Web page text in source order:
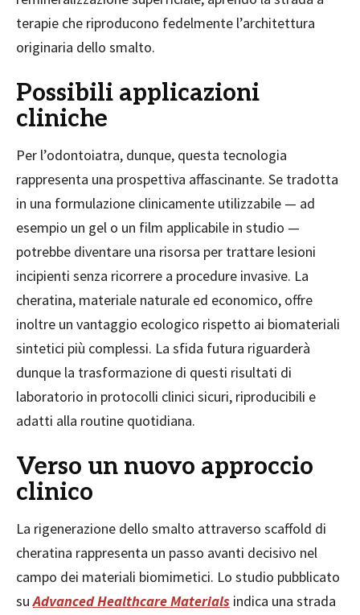
terapie che riproducono fedelmente l’architettura
originaria dello smalto.
Possibili applicazioni
cliniche
Per l’odontoiatra, dunque, questa tecnologia
rappresenta una prospettiva affascinante. Se tradotta
in una formulazione clinicamente utilizzabile — ad
esempio un gel o un film applicabile in studio —
potrebbe diventare una risorsa per trattare lesioni
incipienti senza ricorrere a procedure invasive. La
cheratina, materiale naturale ed economico, offre
inoltre un vantaggio ecologico rispetto ai biomateriali
sintetici più complessi. La sfida futura riguarderà
dunque la trasformazione di questi risultati di
laboratorio in protocolli clinici sicuri, riproducibili e
adatti alla routine quotidiana.
Verso un nuovo approccio
clinico
La rigenerazione dello smalto attraverso scaffold di
cheratina rappresenta un passo avanti decisivo nel
campo dei materiali biomimetici. Lo studio pubblicato
suAdvanced Healthcare Materials indica una strada